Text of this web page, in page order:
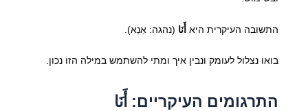
התשובה העיקרית היא أَنَا (נהגה: אַנַא).
בואו נצלול לעומק ונבין איך ומתי להשתמש במילה הזו נכון.
התרגומים העיקריים: أَنَا